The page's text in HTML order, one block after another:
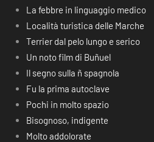
La febbre in linguaggio medico
Località turistica delle Marche
Terrier dal pelo lungo e serico
Un noto film di Buñuel
Il segno sulla ñ spagnola
Fu la prima autoclave
Pochi in molto spazio
Bisognoso, indigente
Molto addolorate